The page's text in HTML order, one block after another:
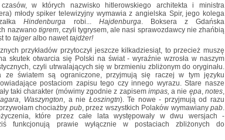
w których nazwisko hitlerowskiego architekta i ministra
młody spiker telewizyjny wymawia z angielska Spir, jego kolega
Hindenburga robi... Hajdenburga . Boksera z Gdańska
nazwano tigrem, czyli tygrysem, ale nasi sprawozdawcy nie zhańbią
to tajgeralbo nawet tajdżer!
przykładów przytoczył jeszcze kilkadziesiąt, to przecież muszę
skutek otwarcia się Polski na świat - wyraźnie wzrosła w naszym
czyli utrwalających się w brzmieniu zbliżonym do oryginału.
ze światem są ograniczone, przyjmują się raczej w tym języku
postaciom zapisu tego czy innego wyrazu. Stare nasze
taki charakter (mówimy zgodnie z zapisem impas, a nie ępa,notes,
, Waszyngton, a nie Łoszingtn). Te nowe - przyjmują od razu
chociażby pub, przez wszystkich Polaków wymawianypab.
które przez całe lata występowały w dwu wersjach -
funkcjonują prawie wyłącznie w postaciach zbliżonych do